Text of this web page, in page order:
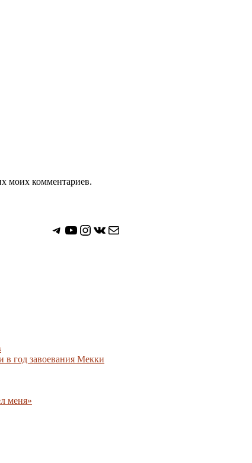
моих комментариев.
Мы в Telegram
Мы на Youtube
Instagram
ВКонтакте
Почта
в год завоевания Мекки
меня»